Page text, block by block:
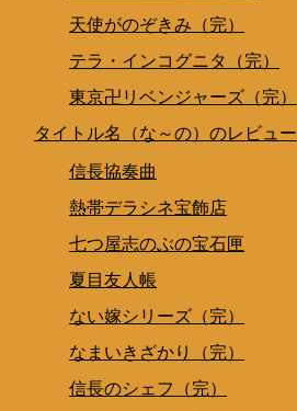
天使がのぞきみ（完）
テラ・インコグニタ（完）
東京卍リベンジャーズ（完）
タイトル名（な～の）のレビュー
信長協奏曲
熱帯デラシネ宝飾店
七つ屋志のぶの宝石匣
夏目友人帳
ない嫁シリーズ（完）
なまいきざかり（完）
信長のシェフ（完）